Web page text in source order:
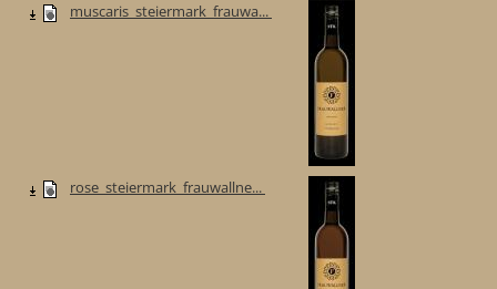
muscaris_steiermark_frauwa...
rose_steiermark_frauwallne...